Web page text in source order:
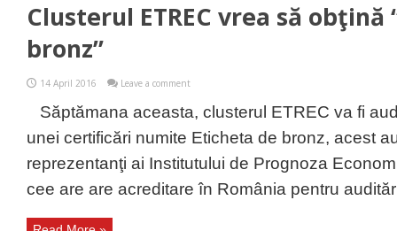
Clusterul ETREC vrea să obţină
bronz”
14 April 2016 Leave a comment
Săptămana aceasta, clusterul ETREC va fi
unei certificări numite Eticheta de bronz, acest
reprezentanţi ai Institutului de Prognoza
cee are are acreditare în România pentru